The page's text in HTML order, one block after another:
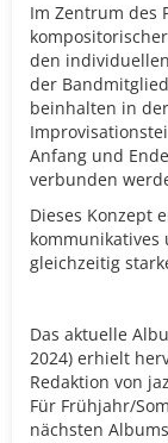
Im Zentrum des
den
der
beinhalten in
Anfang und
verbunden
Dieses Konzept
kommunikatives
gleichzeitig
Das aktuelle
2024) erhielt
Redaktion von
Für Frühjahr/
nächsten